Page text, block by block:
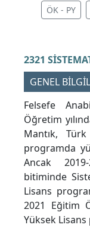
ÖK - PY
2321
GENEL
Felsefe
Öğretim
Mantık,
programda
Ancak
bitiminde
Lisans
2021 Eğitim
Yüksek Lisans